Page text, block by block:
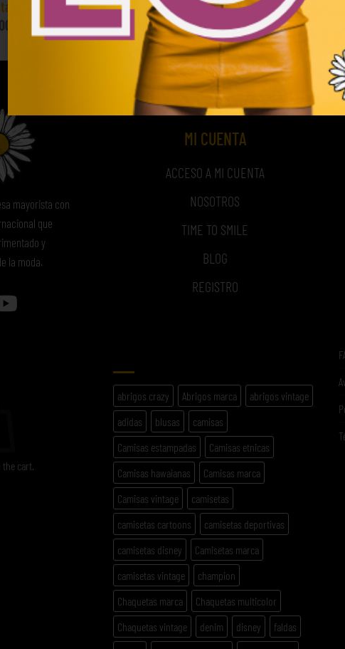
12€/Kg
(sin IVA)
Mix shorts vintage 12€/kg
60,00€–240,00€ (sin IVA)
mayorista con
que
y
la moda.
MI CUENTA
ACCESO A MI CUENTA
NOSOTROS
TIME TO SMILE
BLOG
REGISTRO
cart.
abrigos crazy Abrigos marca
abrigos vintage
adidas
blusas
camisas
Camisas estampadas
Camisas etnicas
Camisas hawaianas
Camisas marca
Camisas vintage
camisetas
camisetas cartoons
camisetas deportivas
camisetas disney
Camisetas marca
camisetas vintage
champion
Chaquetas marca
Chaquetas multicolor
Chaquetas vintage
denim disney
faldas